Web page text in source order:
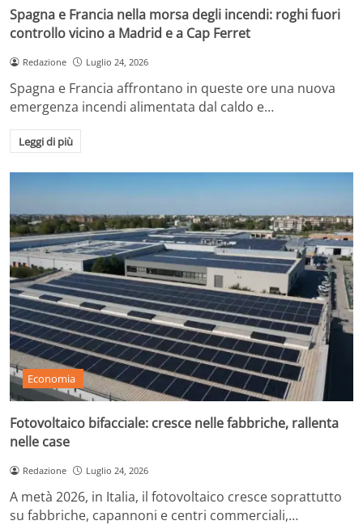
Spagna e Francia nella morsa degli incendi: roghi fuori
controllo vicino a Madrid e a Cap Ferret
Redazione Luglio 24, 2026
Spagna e Francia affrontano in queste ore una nuova
emergenza incendi alimentata dal caldo e…
Leggi di più
Economia
Fotovoltaico bifacciale: cresce nelle fabbriche, rallenta
nelle case
Redazione Luglio 24, 2026
A metà 2026, in Italia, il fotovoltaico cresce soprattutto
su fabbriche, capannoni e centri commerciali,…